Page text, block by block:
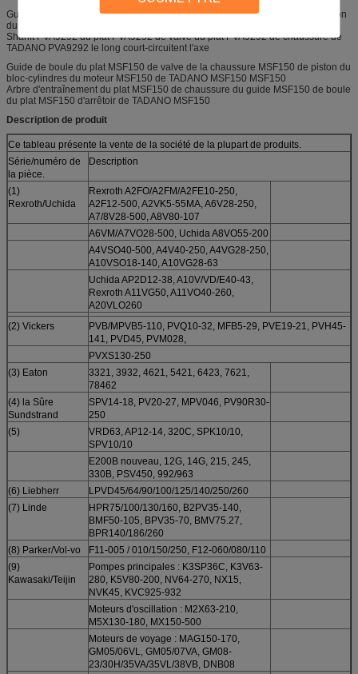
Guide de boule du plat PVA9292 d'arrêtoir de la chaussure PVA9292 de piston
du bloc-cylindres de TADANO PVA9292 PVA9292
Shanft PVA9292 du plat PVA9292 de valve du plat PVA9292 de chaussure de
TADANO PVA9292 le long court-circuitent l'axe
Guide de boule du plat MSF150 de valve de la chaussure MSF150 de piston du
bloc-cylindres du moteur MSF150 de TADANO MSF150 MSF150
Arbre d'entraînement du plat MSF150 de chaussure du guide MSF150 de boule
du plat MSF150 d'arrêtoir de TADANO MSF150
Description de produit
Ce tableau présente la vente de la société de la plupart de produits.
Série/numéro de
la pièce.
Description
(1)
Rexroth/Uchida
Rexroth A2FO/A2FM/A2FE10-250,
A2F12-500, A2VK5-55MA, A6V28-250,
A7/8V28-500, A8V80-107
A6VM/A7VO28-500, Uchida A8VO55-200
A4VSO40-500, A4V40-250, A4VG28-250,
A10VSO18-140, A10VG28-63
Uchida AP2D12-38, A10V/VD/E40-43,
Rexroth A11VG50, A11VO40-260,
A20VLO260
(2) Vickers
PVB/MPVB5-110, PVQ10-32, MFB5-29, PVE19-21, PVH45-
141, PVD45, PVM028,
PVXS130-250
(3) Eaton
3321, 3932, 4621, 5421, 6423, 7621,
78462
(4) la Sûre
Sundstrand
SPV14-18, PV20-27, MPV046, PV90R30-
250
(5)
VRD63, AP12-14, 320C, SPK10/10,
SPV10/10
E200B nouveau, 12G, 14G, 215, 245,
330B, PSV450, 992/963
(6) Liebherr
LPVD45/64/90/100/125/140/250/260
(7) Linde
HPR75/100/130/160, B2PV35-140,
BMF50-105, BPV35-70, BMV75.27,
BPR140/186/260
(8) Parker/Vol-vo
F11-005 / 010/150/250, F12-060/080/110
(9)
Kawasaki/Teijin
Pompes principales : K3SP36C, K3V63-
280, K5V80-200, NV64-270, NX15,
NVK45, KVC925-932
Moteurs d'oscillation : M2X63-210,
M5X130-180, MX150-500
Moteurs de voyage : MAG150-170,
GM05/06VL, GM05/07VA, GM08-
23/30H/35VA/35VL/38VB, DNB08